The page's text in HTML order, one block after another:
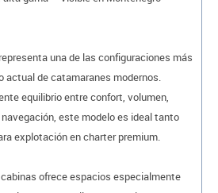
una de las configuraciones más
actual de catamaranes modernos.
equilibrio entre confort, volumen,
este modelo es ideal tanto
explotación en charter premium.
ofrece espacios especialmente